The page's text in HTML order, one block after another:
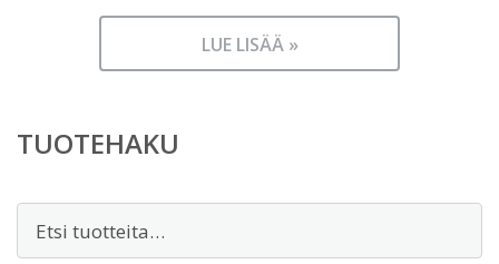
LUE LISÄÄ »
TUOTEHAKU